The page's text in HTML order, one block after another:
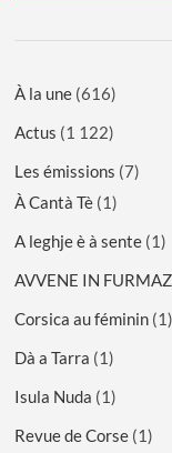
À la une (616)
Actus (1 122)
Les émissions (7)
À Cantà Tè (1)
A leghje è à sente (1)
AVVENE IN
Corsica au féminin (1)
Dà a Tarra (1)
Isula Nuda (1)
Revue de Corse (1)